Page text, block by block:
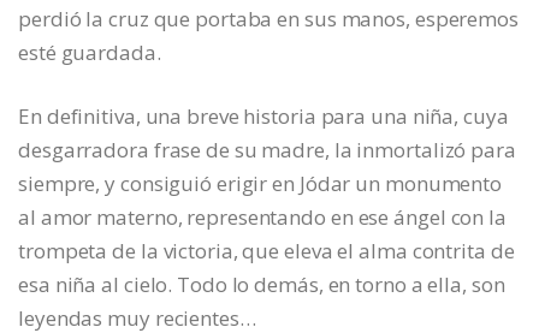
perdió la cruz que portaba en sus manos, esperemos
esté guardada.
En definitiva, una breve historia para una niña, cuya
desgarradora frase de su madre, la inmortalizó para
siempre, y consiguió erigir en Jódar un monumento
al amor materno, representando en ese ángel con la
trompeta de la victoria, que eleva el alma contrita de
esa niña al cielo. Todo lo demás, en torno a ella, son
leyendas muy recientes…